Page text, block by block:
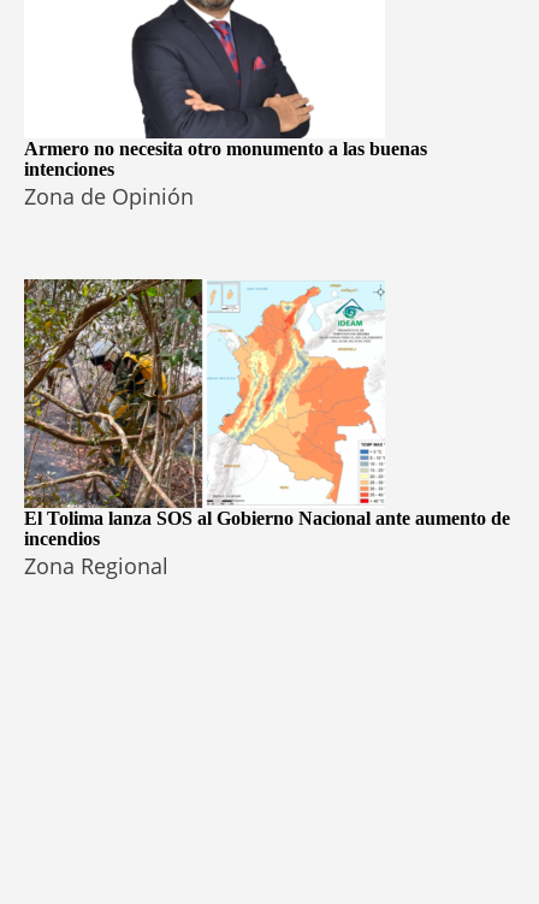
Armero no necesita otro monumento a las buenas
intenciones
Zona de Opinión
El Tolima lanza SOS al Gobierno Nacional ante aumento de
incendios
Zona Regional